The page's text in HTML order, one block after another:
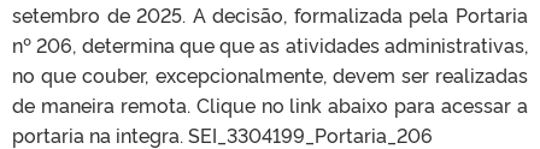
setembro de 2025. A decisão, formalizada pela Portaria
nº 206, determina que que as atividades administrativas,
no que couber, excepcionalmente, devem ser realizadas
de maneira remota. Clique no link abaixo para acessar a
portaria na integra. SEI_3304199_Portaria_206